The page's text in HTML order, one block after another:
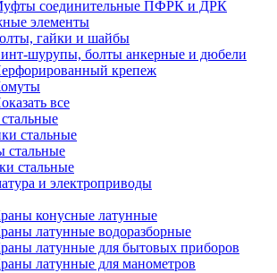
соединительные ПФРК и ДРК
элементы
гайки и шайбы
шурупы, болты анкерные и дюбели
крепеж
все
стальные
стальные
стальные
и электроприводы
конусные латунные
латунные водоразборные
латунные для бытовых приборов
латунные для манометров